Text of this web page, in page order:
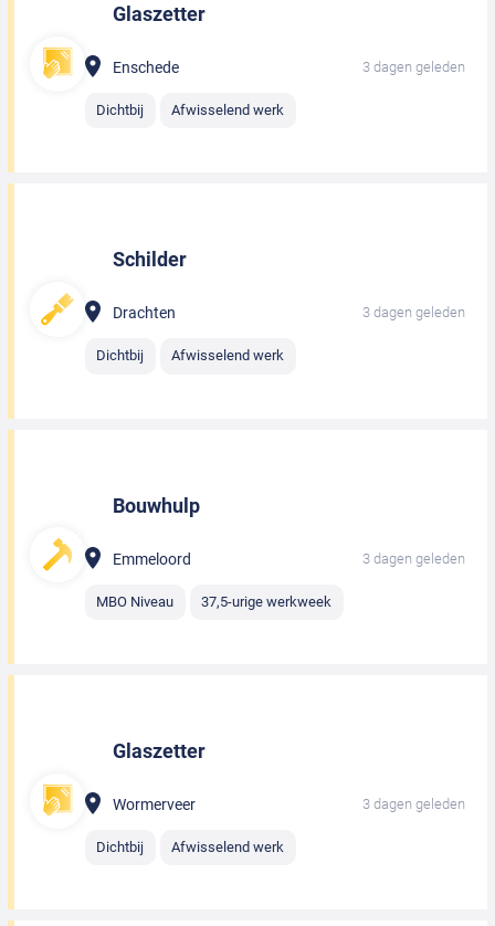
Glaszetter
Enschede 3 dagen geleden
Dichtbij Afwisselend werk
Schilder
Drachten 3 dagen geleden
Dichtbij Afwisselend werk
Bouwhulp
Emmeloord 3 dagen geleden
MBO Niveau 37,5-urige werkweek
Glaszetter
Wormerveer 3 dagen geleden
Dichtbij Afwisselend werk